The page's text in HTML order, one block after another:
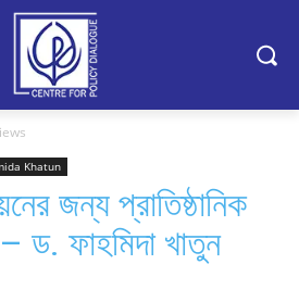
Khatun
জন্য প্রাতিষ্ঠানিক
ড. ফাহমিদা খাতুন